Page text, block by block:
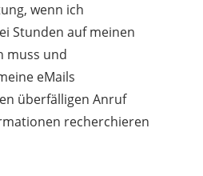
wenn ich
Stunden auf meinen
muss und
eMails
überfälligen Anruf
recherchieren